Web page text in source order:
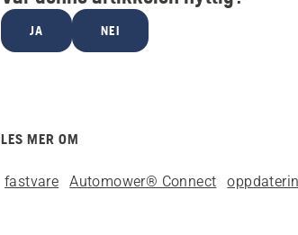
JA NEI
LES MER OM
fastvare Automower® Connect